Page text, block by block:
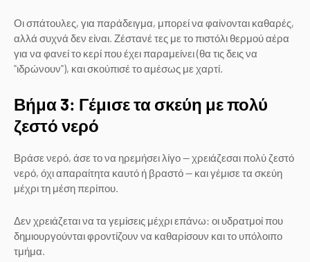
Οι σπάτουλες, για παράδειγμα, μπορεί να φαίνονται καθαρές,
αλλά συχνά δεν είναι. Ζέστανέ τες με το πιστόλι θερμού αέρα
για να φανεί το κερί που έχει παραμείνει (θα τις δεις να
"ιδρώνουν"), και σκούπισέ το αμέσως με χαρτί.
Βήμα 3: Γέμισε τα σκεύη με πολύ
ζεστό νερό
Βράσε νερό, άσε το να ηρεμήσει λίγο — χρειάζεσαι πολύ ζεστό
νερό, όχι απαραίτητα καυτό ή βραστό — και γέμισε τα σκεύη
μέχρι τη μέση περίπου.
Δεν χρειάζεται να τα γεμίσεις μέχρι επάνω: οι υδρατμοί που
δημιουργούνται φροντίζουν να καθαρίσουν και το υπόλοιπο
τμήμα.